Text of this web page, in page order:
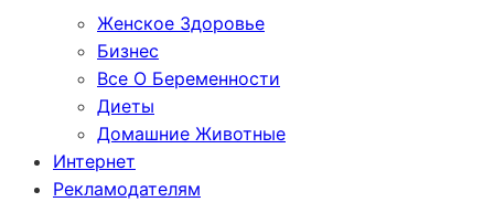
Женское Здоровье
Бизнес
Все О Беременности
Диеты
Домашние Животные
Интернет
Рекламодателям